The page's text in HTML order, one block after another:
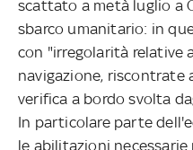
scattato a metà luglio a
sbarco umanitario: in
con "irregolarità relative
navigazione,
verifica a bordo svolta
In particolare parte
le abilitazioni